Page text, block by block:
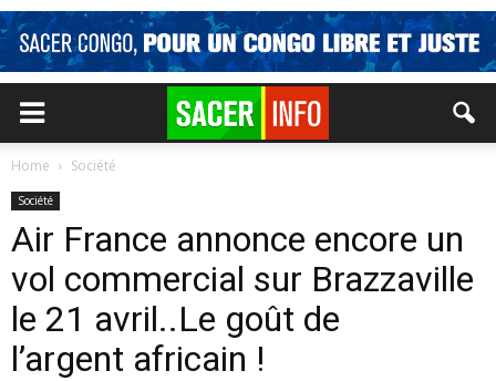
Home Société
Société
Air France annonce encore un
vol commercial sur Brazzaville
le 21 avril..Le goût de
l’argent africain !